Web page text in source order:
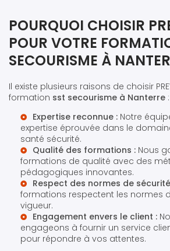
POURQUOI CHOISIR
POUR VOTRE
SECOURISME À
Il existe plusieurs raisons de choisir
formation sst secourisme à Nanterre :
Expertise reconnue : Notre
expertise éprouvée dans le
santé sécurité.
Qualité des formations : Nous
formations de qualité avec des
pédagogiques innovantes.
Respect des normes de
formations respectent les normes
vigueur.
Engagement envers le client :
engageons à fournir un service
pour répondre à vos attentes.